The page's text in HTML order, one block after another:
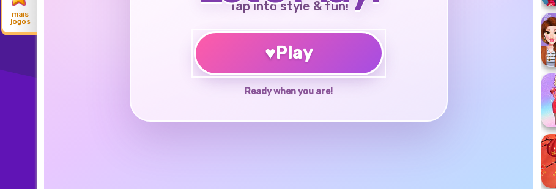
mais
jogos
Tap into style & fun!
♥Play
Ready when you are!